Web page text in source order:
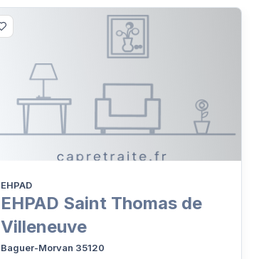
EHPAD
EHPAD Saint Thomas de
Villeneuve
Baguer-Morvan 35120